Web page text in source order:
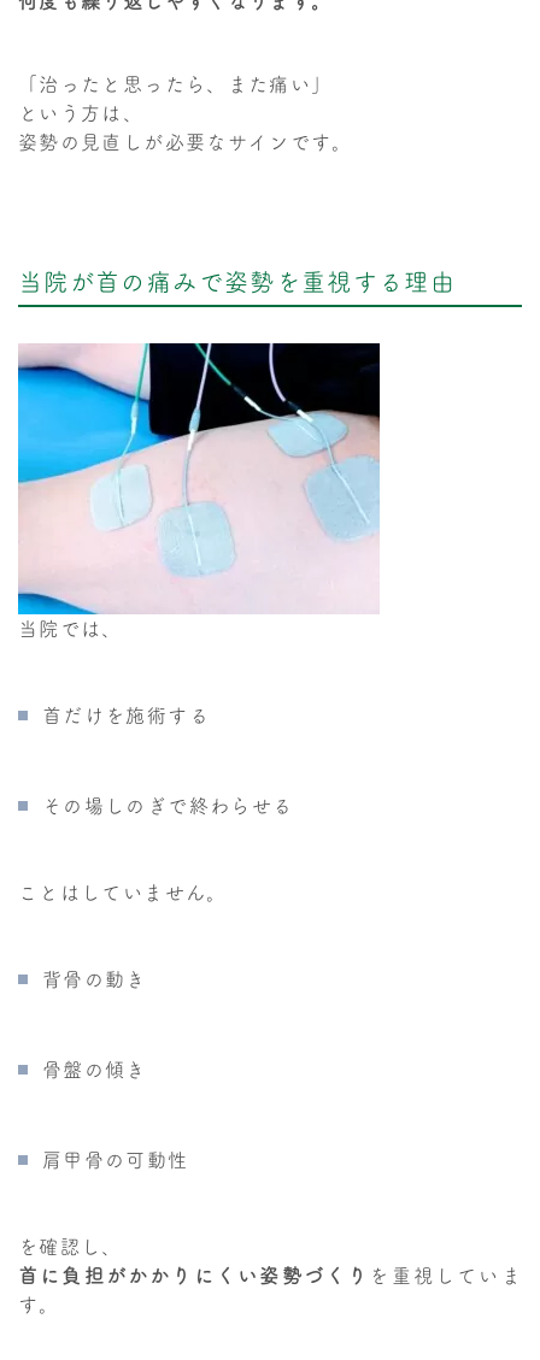
「治ったと思ったら、また痛い」
という方は、
姿勢の見直しが必要なサインです。
当院が首の痛みで姿勢を重視する理由
当院では、
首だけを施術する
その場しのぎで終わらせる
ことはしていません。
背骨の動き
骨盤の傾き
肩甲骨の可動性
を確認し、
首に負担がかかりにくい姿勢づくり を重視していま
す。